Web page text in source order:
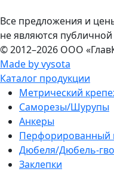
Все предложения и
не являются
© 2012–2026 ООО
Made by vysota
Каталог продукции
Метрический
Саморезы/Шурупы
Анкеры
Перфорированный
Дюбеля/Дюбель-
Заклепки